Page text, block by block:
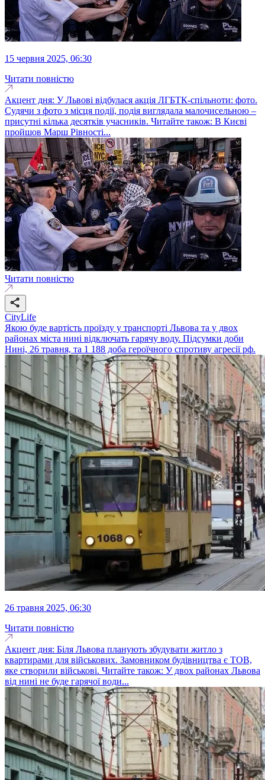
15 червня 2025, 06:30
Читати повністю
Акцент дня: У Львові відбулася акція ЛГБТК-спільноти: фото.
Судячи з фото з місця події, подія виглядала малочисельною –
присутні кілька десятків учасників. Читайте також: В Києві
пройшов Марш Рівності...
Читати повністю
CityLife
Якою буде вартість проїзду у транспорті Львова та у двох
районах міста нині відключать гарячу воду. Підсумки доби
Нині, 26 травня, та 1 188 доба героїчного спротиву агресії рф.
26 травня 2025, 06:30
Читати повністю
Акцент дня: Біля Львова планують збудувати житло з
квартирами для військових. Замовником будівництва є ТОВ,
яке створили військові. Читайте також: У двох районах Львова
від нині не буде гарячої води...